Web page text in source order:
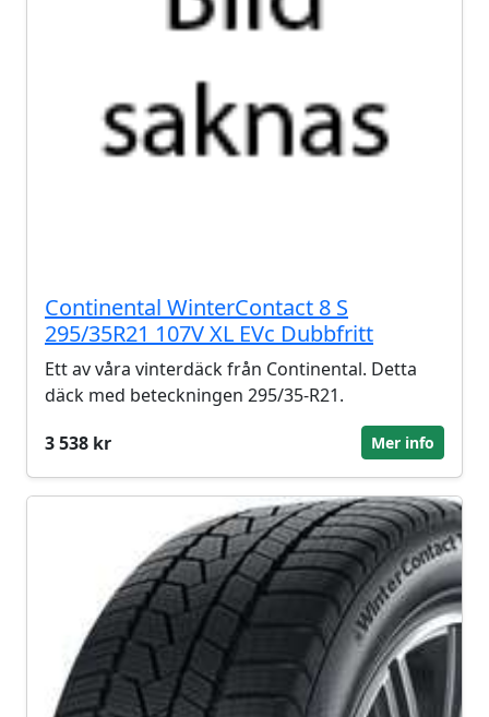
Continental WinterContact 8 S
295/35R21 107V XL EVc Dubbfritt
Ett av våra vinterdäck från Continental. Detta
däck med beteckningen 295/35-R21.
3 538 kr
Mer info